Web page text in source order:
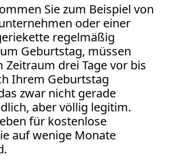
Sie zum Beispiel von
oder einer
regelmäßig
Geburtstag, müssen
Zeitraum drei Tage vor bis
Ihrem Geburtstag
zwar nicht gerade
aber völlig legitim.
für kostenlose
auf wenige Monate